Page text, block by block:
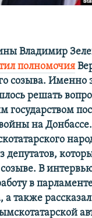
Владимир
полномочия
созыва. Именно
решать
государством
на Донбассе.
депутатов,
созыве. В
в
также